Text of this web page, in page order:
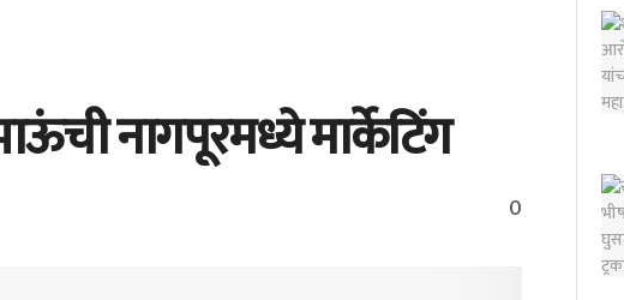
नागपूरमध्ये मार्केटिंग
0